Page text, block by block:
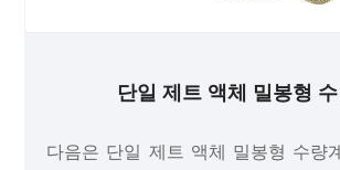
단일 제트 액체 밀봉형
다음은 단일 제트 액체 밀봉형 수량